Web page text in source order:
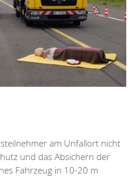
am Unfallort nicht
und das Absichern der
Fahrzeug in 10-20 m